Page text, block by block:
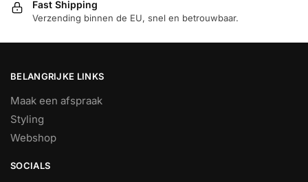
Fast Shipping
Verzending binnen de EU, snel en betrouwbaar.
BELANGRIJKE LINKS
Maak een afspraak
Styling
Webshop
SOCIALS